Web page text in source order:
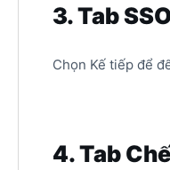
3. Tab
Chọn Kế tiếp để
4. Tab